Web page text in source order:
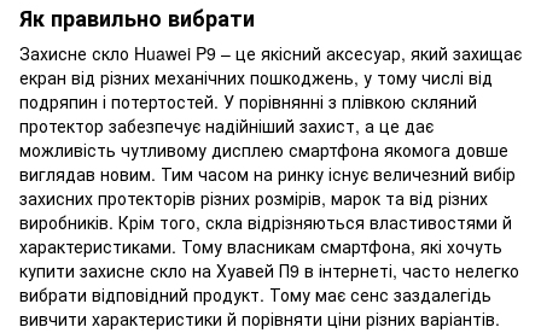
Як правильно вибрати
Захисне скло Huawei P9 – це якісний аксесуар, який захищає
екран від різних механічних пошкоджень, у тому числі від
подряпин і потертостей. У порівнянні з плівкою скляний
протектор забезпечує надійніший захист, а це дає
можливість чутливому дисплею смартфона якомога довше
виглядав новим. Тим часом на ринку існує величезний вибір
захисних протекторів різних розмірів, марок та від різних
виробників. Крім того, скла відрізняються властивостями й
характеристиками. Тому власникам смартфона, які хочуть
купити захисне скло на Хуавей П9 в інтернеті, часто нелегко
вибрати відповідний продукт. Тому має сенс заздалегідь
вивчити характеристики й порівняти ціни різних варіантів.